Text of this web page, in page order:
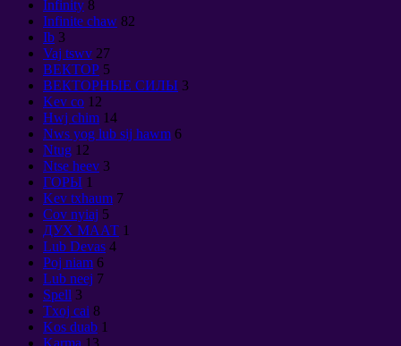
Infinity 8
Infinite chaw 82
Ib 3
Vaj tswv 27
ВЕКТОР 5
ВЕКТОРНЫЕ СИЛЫ 3
Kev co 12
Hwj chim 14
Nws yog lub sij hawm 6
Ntug 12
Ntse heev 3
ГОРЫ 1
Kev txhaum 7
Cov nyiaj 5
ДУХ МААТ 1
Lub Devas 4
Poj niam 6
Lub neej 7
Spell 3
Txoj cai 8
Kos duab 1
Karma 13